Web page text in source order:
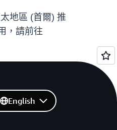
地區 (首爾) 推
，請前往
English